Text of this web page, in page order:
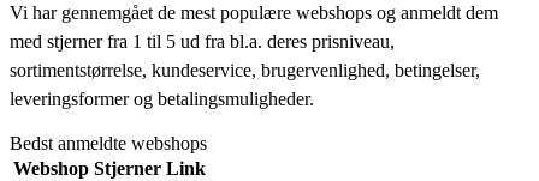
Vi har gennemgået de mest populære webshops og anmeldt dem
med stjerner fra 1 til 5 ud fra bl.a. deres prisniveau,
sortimentstørrelse, kundeservice, brugervenlighed, betingelser,
leveringsformer og betalingsmuligheder.
Bedst anmeldte webshops
Webshop Stjerner Link